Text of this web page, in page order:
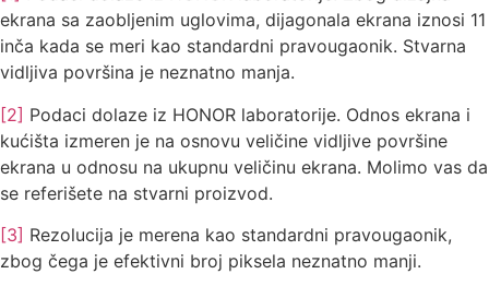
ekrana sa zaobljenim uglovima, dijagonala ekrana iznosi 11
inča kada se meri kao standardni pravougaonik. Stvarna
vidljiva površina je neznatno manja.
[2] Podaci dolaze iz HONOR laboratorije. Odnos ekrana i
kućišta izmeren je na osnovu veličine vidljive površine
ekrana u odnosu na ukupnu veličinu ekrana. Molimo vas da
se referišete na stvarni proizvod.
[3] Rezolucija je merena kao standardni pravougaonik,
zbog čega je efektivni broj piksela neznatno manji.